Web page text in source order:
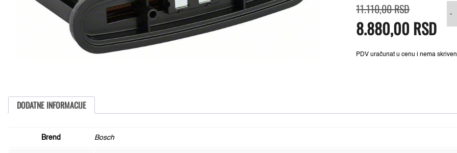
11.110,00RSDcena
je
bila:
11.110,00
8.880,00 RSD
cena
je:
8.880,00
PDV uračunat u cenu i nema
-
DODATNE INFORMACIJE
Brend Bosch